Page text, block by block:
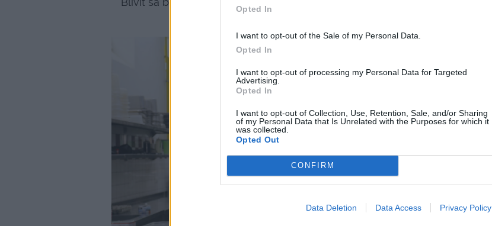
Opted In
I want to opt-out of the Sale of my Personal Data.
Opted In
I want to opt-out of processing my Personal Data for Targeted
Advertising.
Opted In
I want to opt-out of Collection, Use, Retention, Sale, and/or Sharing
of my Personal Data that Is Unrelated with the Purposes for which it
was collected.
Opted Out
CONFIRM
Data Deletion Data Access Privacy Policy